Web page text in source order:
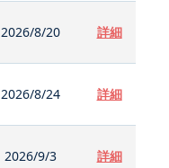
2026/8/20 詳細
2026/8/24 詳細
2026/9/3 詳細